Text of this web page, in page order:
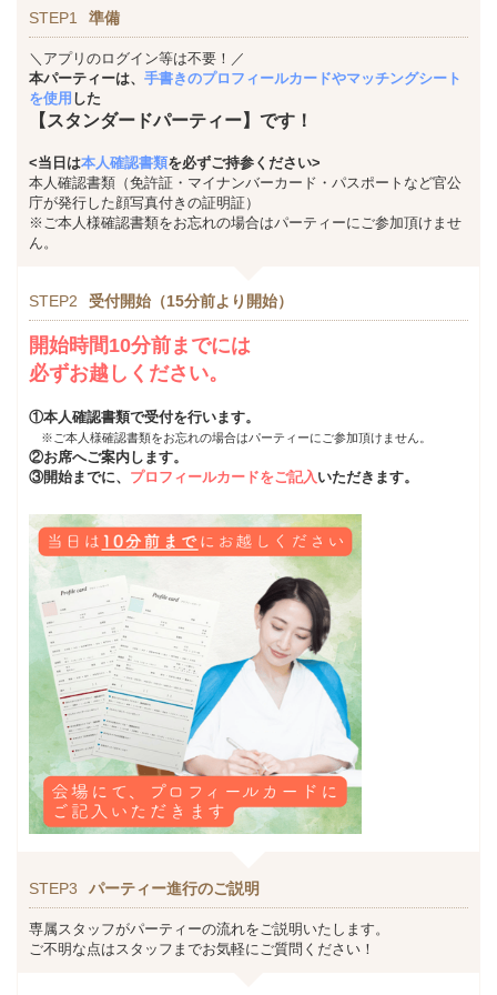
STEP1 準備
＼アプリのログイン等は不要！／
本パーティーは、 手書きのプロフィールカードやマッチングシート
を使用 した
【スタンダードパーティー】です！
<当日は本人確認書類を必ずご持参ください>
本人確認書類（免許証・マイナンバーカード・パスポートなど官公
庁が発行した顔写真付きの証明証）
※ご本人様確認書類をお忘れの場合はパーティーにご参加頂けませ
ん。
STEP2 受付開始（15分前より開始）
開始時間10分前までには
必ずお越しください。
①本人確認書類で受付を行います。
※ご本人様確認書類をお忘れの場合はパーティーにご参加頂けません。
②お席へご案内します。
③開始までに、 プロフィールカードをご記入 いただきます。
STEP3 パーティー進行のご説明
専属スタッフがパーティーの流れをご説明いたします。
ご不明な点はスタッフまでお気軽にご質問ください！